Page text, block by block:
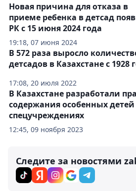
19:18, 07 июня 2024
Новая причина для отказа в
приеме ребенка в детсад
РК с 15 июня 2024 года
17:08, 20 июля 2022
В 572 раза выросло
детсадов в Казахстане с 1928
12:45, 09 ноября 2023
В Казахстане разработали
содержания особенных детей
спецучреждениях
Следите за новостями